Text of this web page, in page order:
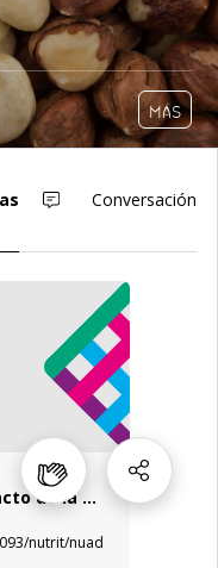
MÁS
Conversación
Artículo El impacto de la dieta Mediterránea en el alivio de los síntomas depresivos en adultos: una revisión sistemática y meta-análisis de ensayos controlados aleatorios
nutrit/nuad